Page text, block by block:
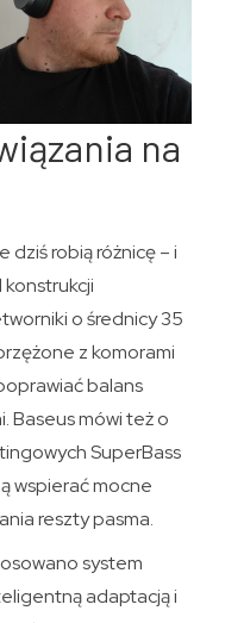
na
dziś robią różnicę – i
o średnicy 35
z komorami
balans
Baseus mówi też o
SuperBass
wspierać mocne
reszty pasma.
system
adaptacją i